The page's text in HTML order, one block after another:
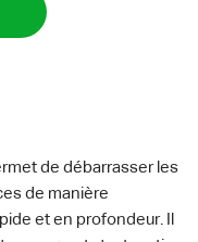
de débarrasser les
de manière
et en profondeur. Il